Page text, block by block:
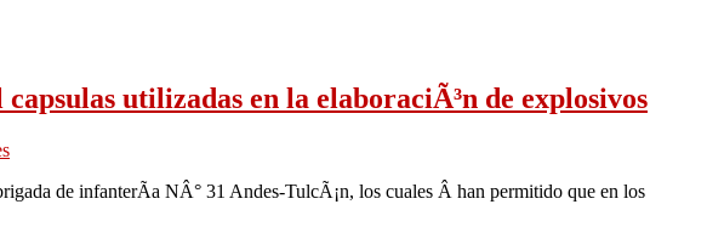
utilizadas en la elaboraciÃ³n de explosivos
de infanterÃ­a NÂ° 31 Andes-TulcÃ¡n, los cuales Â han permitido que en los